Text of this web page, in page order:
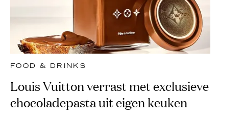
FOOD & DRINKS
Louis Vuitton verrast met exclusieve
chocoladepasta uit eigen keuken